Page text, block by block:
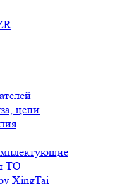
цепи
ТО
XingTai